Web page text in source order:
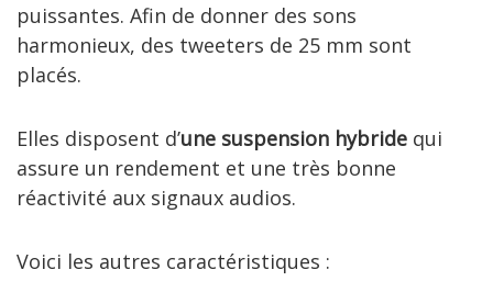
puissantes. Afin de donner des sons
harmonieux, des tweeters de 25 mm sont
placés.
Elles disposent d’une suspension hybride qui
assure un rendement et une très bonne
réactivité aux signaux audios.
Voici les autres caractéristiques :